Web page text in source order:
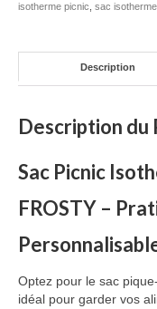
isotherme picnic sac
Description
Description du
Sac Picnic
FROSTY –
Optez pour le sac
idéal pour garder vos